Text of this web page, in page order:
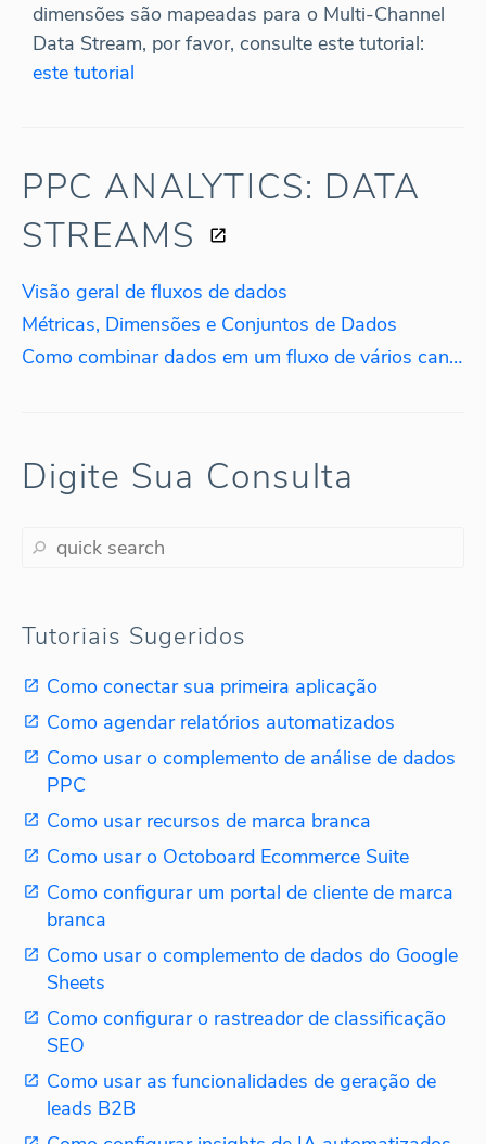
dimensões são mapeadas para o Multi-Channel
Data Stream, por favor, consulte este tutorial:
este tutorial
PPC ANALYTICS: DATA
STREAMS
Visão geral de fluxos de dados
Métricas, Dimensões e Conjuntos de Dados
Como combinar dados em um fluxo de vários canais
Digite Sua Consulta
Tutoriais Sugeridos
Como conectar sua primeira aplicação
Como agendar relatórios automatizados
Como usar o complemento de análise de dados
PPC
Como usar recursos de marca branca
Como usar o Octoboard Ecommerce Suite
Como configurar um portal de cliente de marca
branca
Como usar o complemento de dados do Google
Sheets
Como configurar o rastreador de classificação
SEO
Como usar as funcionalidades de geração de
leads B2B